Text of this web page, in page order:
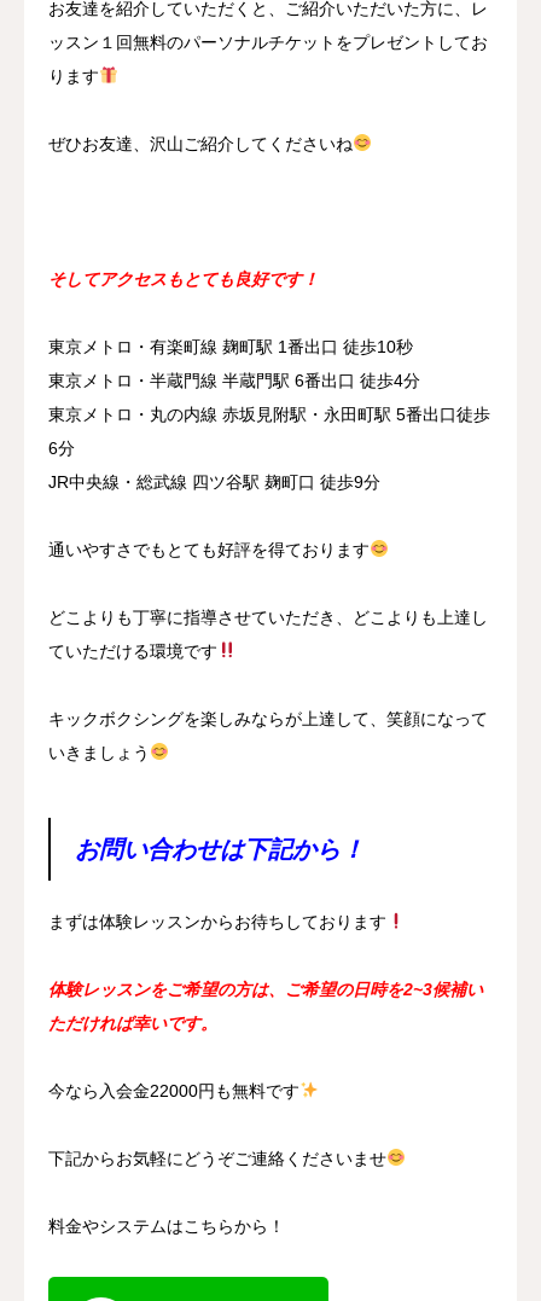
お友達を紹介していただくと、ご紹介いただいた方に、レ
ッスン１回無料のパーソナルチケットをプレゼントしてお
ります
ぜひお友達、沢山ご紹介してくださいね
そしてアクセスもとても良好です！
東京メトロ・有楽町線 麹町駅 1番出口 徒歩10秒
東京メトロ・半蔵門線 半蔵門駅 6番出口 徒歩4分
東京メトロ・丸の内線 赤坂見附駅・永田町駅 5番出口徒歩
6分
JR中央線・総武線 四ツ谷駅 麹町口 徒歩9分
通いやすさでもとても好評を得ております
どこよりも丁寧に指導させていただき、どこよりも上達し
ていただける環境です
キックボクシングを楽しみならが上達して、笑顔になって
いきましょう
お問い合わせは下記から！
まずは体験レッスンからお待ちしております
体験レッスンをご希望の方は、ご希望の日時を2~3候補い
ただければ幸いです。
今なら入会金22000円も無料です
下記からお気軽にどうぞご連絡くださいませ
料金やシステムはこちらから！